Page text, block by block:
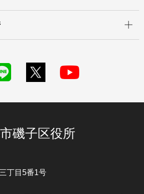
磯子区役所
丁目5番1号